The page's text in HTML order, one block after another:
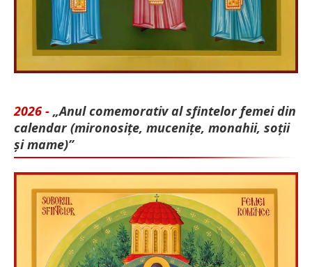
2026 - „Anul comemorativ al sfintelor femei din
calendar (mironosițe, mu­cenițe, monahii, soții
și mame)”